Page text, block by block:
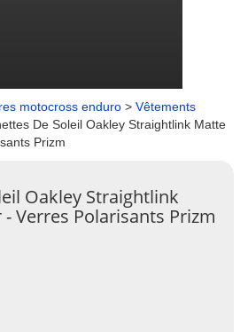
motocross enduro > Vêtements
De Soleil Oakley Straightlink Matte
Prizm
Oakley Straightlink
Verres Polarisants Prizm